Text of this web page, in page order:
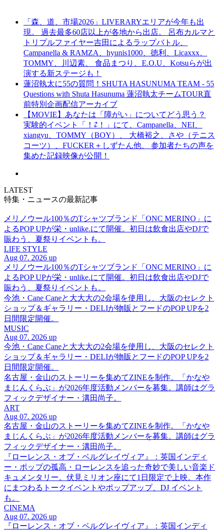
「森、道、市場2026」LIVERARYエリアが今年も出
現。 過去最多60店以上が各地から出店。 呂布カルマと
トリプルファイヤー吉田によるラップバトル、
Campanella & RAMZA、hyunis1000、徳利、Licaxxx、
TOMMY、川辺素、 食品まつり、E.O.U、Kotsuらが出
演する新ステージも！
蓮沼執太に55の質問！SHUTA HASUNUMA TEAM - 55
Questions with Shuta Hasunuma 蓮沼執太チームTOUR直
前特別企画配信アーカイブ
【MOVIE】あなたは「障がい」についてどう思う？
実験的イベント「！⇄！」にて、Campanella、NEI、
xiangyu、TOMMY（BOY）、 大橋裕之、さや（テニス
コーツ）、FUCKER＋しずたん他、 参加者たちの声を
集めた記録映像が公開！
LATEST
特集・ニュースの最新記事
メリノウール100％のTシャツブランド「ONC MERINO」に
よるPOP UPが栄・unlike.にて開催。初日は飲食出店やDJで
賑わう、夏祭りイベントも。
LIFE STYLE
Aug 07. 2026 up
メリノウール100％のTシャツブランド「ONC MERINO」に
よるPOP UPが栄・unlike.にて開催。初日は飲食出店やDJで
賑わう、夏祭りイベントも。
今池・Cane Caneと大大大の2会場を使用し、大阪のセレクト
ショップ＆ギャラリー・DELIが物販とフードのPOP UPを2
日間限定開催。
MUSIC
Aug 07. 2026 up
今池・Cane Caneと大大大の2会場を使用し、大阪のセレクト
ショップ＆ギャラリー・DELIが物販とフードのPOP UPを2
日間限定開催。
名古屋・金山のストーリーを集めてZINEを制作。「かなや
まじんくらぶ」が2026年度活動メンバーを募集。講師はグラ
フィックデザイナー・溝田尚子。
ART
Aug 07. 2026 up
名古屋・金山のストーリーを集めてZINEを制作。「かなや
まじんくらぶ」が2026年度活動メンバーを募集。講師はグラ
フィックデザイナー・溝田尚子。
『ローレンス・オブ・ベルグレイヴィア』：英国インディ
ー・ポップの孤高・ローレンスを追った奇妙で美しい音楽ド
キュメンタリー。伏見ミリオン座にて1日限定で上映。本作
にまつわるトークイベントやポップアップ、DJ イベント
も。
CINEMA
Aug 07. 2026 up
『ローレンス・オブ・ベルグレイヴィア』：英国インディ